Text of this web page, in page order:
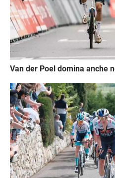
Van der Poel domina anche
Immagine